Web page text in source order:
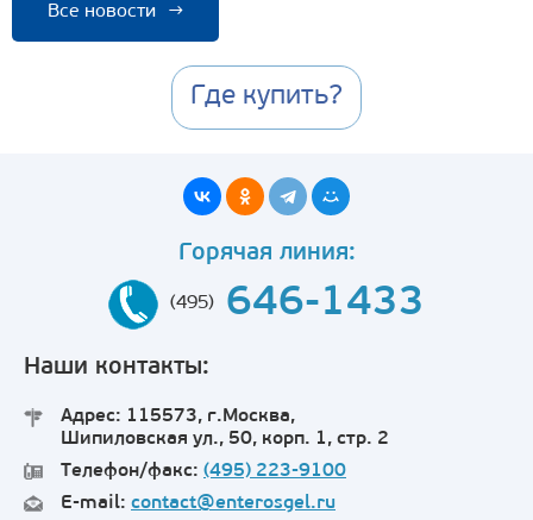
Все новости →
Где купить?
Горячая линия:
(495) 646-1433
Наши контакты:
Адрес: 115573, г.Москва,
Шипиловская ул., 50, корп. 1, стр. 2
Телефон/факс: (495) 223-9100
E-mail: contact@enterosgel.ru